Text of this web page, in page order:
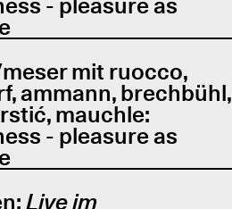
- pleasure as
mit ruocco,
ammann, brechbühl,
mauchle:
- pleasure as
Live im